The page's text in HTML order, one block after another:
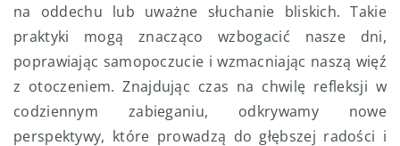
na oddechu lub uważne słuchanie bliskich. Takie
praktyki mogą znacząco wzbogacić nasze dni,
poprawiając samopoczucie i wzmacniając naszą więź
z otoczeniem. Znajdując czas na chwilę refleksji w
codziennym zabieganiu, odkrywamy nowe
perspektywy, które prowadzą do głębszej radości i